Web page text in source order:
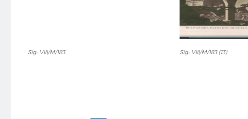
VIII/M/183
Sig.: VIII/M/183
VIII/M/183
Sig.: VIII/M/183 (13)